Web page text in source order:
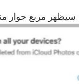
سيظهر مربع حوار